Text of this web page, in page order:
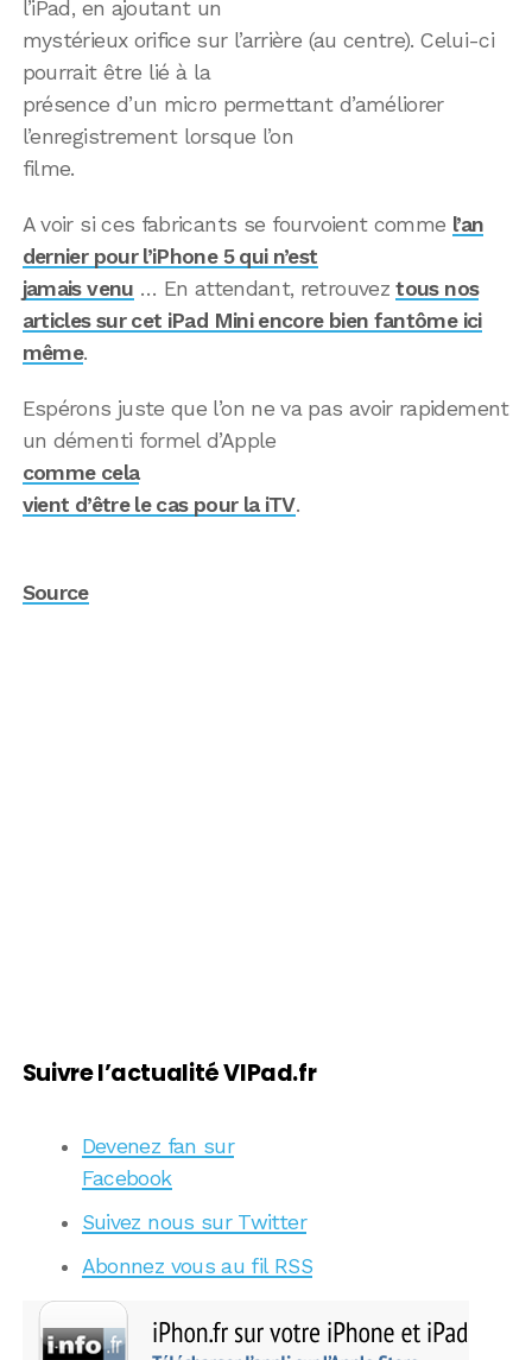
l’iPad, en ajoutant un
mystérieux orifice sur l’arrière (au centre). Celui-ci
pourrait être lié à la
présence d’un micro permettant d’améliorer
l’enregistrement lorsque l’on
filme.
A voir si ces fabricants se fourvoient comme l’an
dernier pour l’iPhone 5 qui n’est
jamais venu … En attendant, retrouveztous nos
articles sur cet iPad Mini encore bien fantôme ici
même.
Espérons juste que l’on ne va pas avoir rapidement
un démenti formel d’Apple
comme cela
vient d’être le cas pour la iTV.
Source
Suivre l’actualité VIPad.fr
Devenez fan sur
Facebook
Suivez nous sur Twitter
Abonnez vous au fil RSS